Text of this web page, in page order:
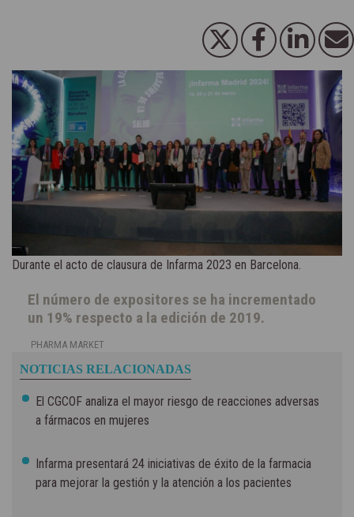
Durante el acto de clausura de Infarma 2023 en Barcelona.
El número de expositores se ha incrementado
un 19% respecto a la edición de 2019.
PHARMA MARKET
NOTICIAS RELACIONADAS
El CGCOF analiza el mayor riesgo de reacciones adversas
a fármacos en mujeres
Infarma presentará 24 iniciativas de éxito de la farmacia
para mejorar la gestión y la atención a los pacientes